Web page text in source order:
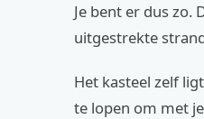
Je bent er dus
uitgestrekte
Het kasteel zelf
te lopen om met